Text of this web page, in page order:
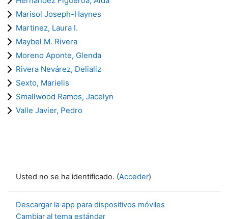
Marisol Joseph-Haynes
Martinez, Laura I.
Maybel M. Rivera
Moreno Aponte, Glenda
Rivera Nevárez, Delializ
Sexto, Marielis
Smallwood Ramos, Jacelyn
Valle Javier, Pedro
Usted no se ha identificado. (Acceder)
Descargar la app para dispositivos móviles
Cambiar al tema estándar